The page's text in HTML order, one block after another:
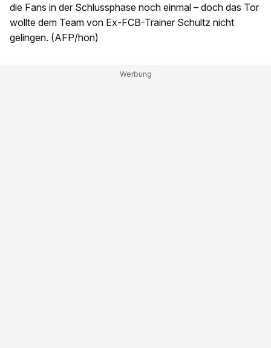
die Fans in der Schlussphase noch einmal – doch das Tor
wollte dem Team von Ex-FCB-Trainer Schultz nicht
gelingen. (AFP/hon)